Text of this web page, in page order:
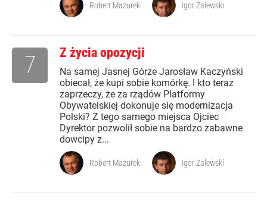
Robert Mazurek Igor Zalewski
Z życia opozycji
Na samej Jasnej Górze Jarosław Kaczyński
obiecał, że kupi sobie komórkę. I kto teraz
zaprzeczy, że za rządów Platformy
Obywatelskiej dokonuje się modernizacja
Polski? Z tego samego miejsca Ojciec
Dyrektor pozwolił sobie na bardzo zabawne
dowcipy z...
7
Robert Mazurek Igor Zalewski